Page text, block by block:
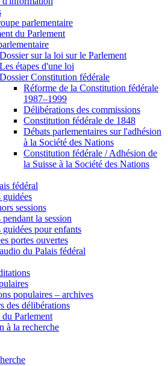
parlementaire
du Parlement
Dossier sur la loi sur le Parlement
Les étapes d'une loi
Dossier Constitution fédérale
Réforme de la Constitution fédérale
1987–1999
Délibérations des commissions
Constitution fédérale de 1848
Débats parlementaires sur l'adhésion
à la Société des Nations
Constitution fédérale / Adhésion de
la Suisse à la Société des Nations
fédéral
guidées
sessions
pendant la session
guidées pour enfants
portes ouvertes
du Palais fédéral
populaires – archives
des délibérations
Parlement
à la recherche